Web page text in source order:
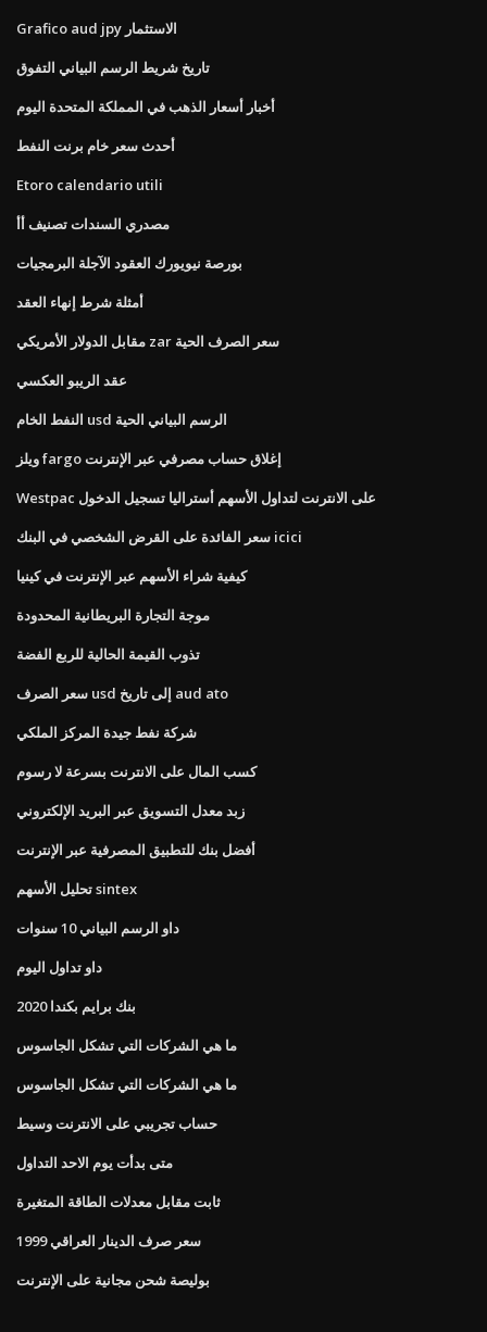
Grafico aud jpy الاستثمار
تاريخ شريط الرسم البياني التفوق
أخبار أسعار الذهب في المملكة المتحدة اليوم
أحدث سعر خام برنت النفط
Etoro calendario utili
مصدري السندات تصنيف أأ
بورصة نيويورك العقود الآجلة البرمجيات
أمثلة شرط إنهاء العقد
مقابل الدولار الأمريكي zar سعر الصرف الحية
عقد الريبو العكسي
النفط الخام usd الرسم البياني الحية
ويلز fargo إغلاق حساب مصرفي عبر الإنترنت
Westpac على الانترنت لتداول الأسهم أستراليا تسجيل الدخول
سعر الفائدة على القرض الشخصي في البنك icici
كيفية شراء الأسهم عبر الإنترنت في كينيا
موجة التجارة البريطانية المحدودة
تذوب القيمة الحالية للربع الفضة
سعر الصرف usd إلى تاريخ aud ato
شركة نفط جيدة المركز الملكي
كسب المال على الانترنت بسرعة لا رسوم
زبد معدل التسويق عبر البريد الإلكتروني
أفضل بنك للتطبيق المصرفية عبر الإنترنت
تحليل الأسهم sintex
داو الرسم البياني 10 سنوات
داو تداول اليوم
بنك برايم بكندا 2020
ما هي الشركات التي تشكل الجاسوس
ما هي الشركات التي تشكل الجاسوس
حساب تجريبي على الانترنت وسيط
متى بدأت يوم الاحد التداول
ثابت مقابل معدلات الطاقة المتغيرة
سعر صرف الدينار العراقي 1999
بوليصة شحن مجانية على الإنترنت